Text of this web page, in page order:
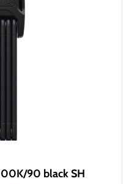
90 black SH